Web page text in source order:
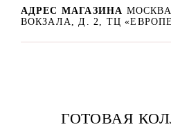
АДРЕС МАГАЗИНА
ВОКЗАЛА, Д. 2, ТЦ
ГОТОВАЯ